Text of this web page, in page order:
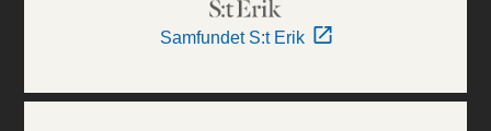
Samfundet S:t Erik